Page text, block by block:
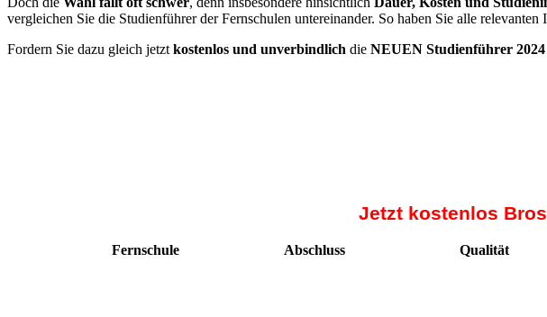
vergleichen Sie die Studienführer der Fernschulen untereinander. So haben Sie alle
Fordern Sie dazu gleich jetzt kostenlos und unverbindlich die NEUEN Studienführer 2024
Jetzt kostenlos
Fernschule Abschluss Qualität